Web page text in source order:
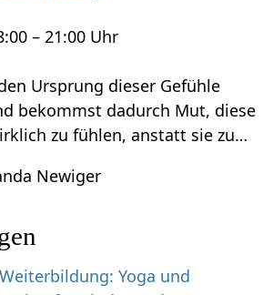
– 21:00 Uhr
Ursprung dieser Gefühle
bekommst dadurch Mut, diese
zu fühlen, anstatt sie zu…
Newiger
Yoga und